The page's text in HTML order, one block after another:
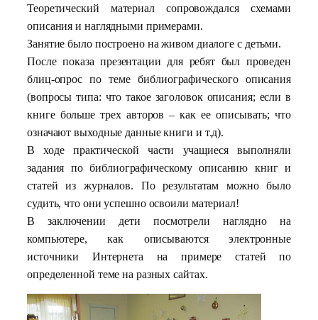
Теоретический материал сопровождался схемами
описания и наглядными примерами.
Занятие было построено на живом диалоге с детьми.
После показа презентации для ребят был проведен
блиц-опрос по теме библиографического описания
(вопросы типа: что такое заголовок описания; если в
книге больше трех авторов – как ее описывать; что
означают выходные данные книги и т.д).
В ходе практической части учащиеся выполняли
задания по библиографическому описанию книг и
статей из журналов. По результатам можно было
судить, что они успешно освоили материал!
В заключении дети посмотрели наглядно на
компьютере, как описываются электронные
источники Интернета на примере статей по
определенной теме на разных сайтах.